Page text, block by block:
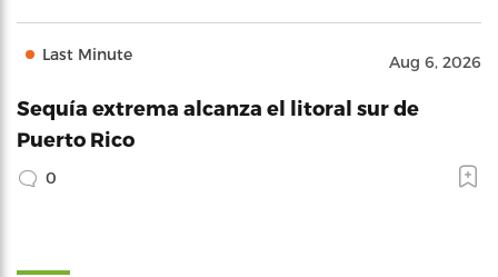
Last Minute Aug 6, 2026
Sequía extrema alcanza el litoral sur de
Puerto Rico
0